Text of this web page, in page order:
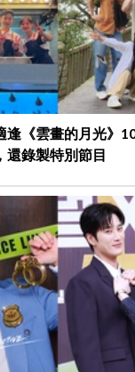
逢《雲畫的月光》
還錄製特別節目